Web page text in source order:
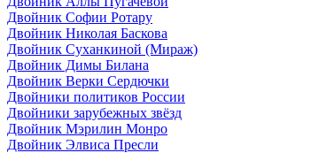
Двойник Софии Ротару
Двойник Николая Баскова
Двойник Суханкиной (Мираж)
Двойник Димы Билана
Двойник Верки Сердючки
Двойники политиков России
Двойники зарубежных звёзд
Двойник Мэрилин Монро
Двойник Элвиса Пресли